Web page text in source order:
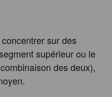
sur des
supérieur ou le
des deux),